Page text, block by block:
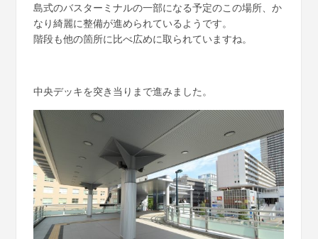
島式のバスターミナルの一部になる予定のこの場所、か
なり綺麗に整備が進められているようです。
階段も他の箇所に比べ広めに取られていますね。
中央デッキを突き当りまで進みました。